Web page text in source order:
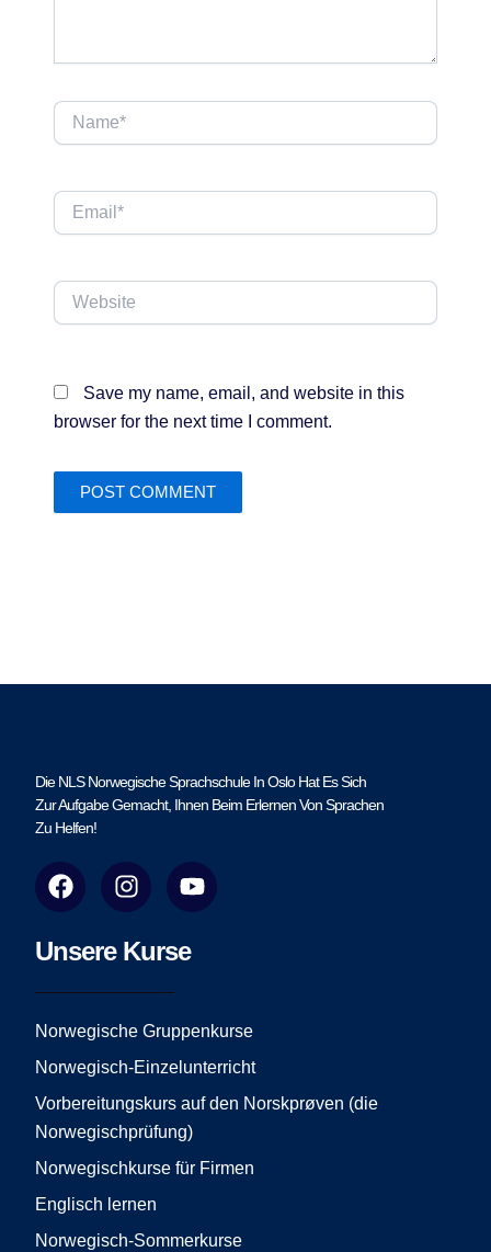
Name*
Email*
Website
Save my name, email, and website in this
browser for the next time I comment.
Die NLS Norwegische Sprachschule In Oslo Hat Es Sich
Zur Aufgabe Gemacht, Ihnen Beim Erlernen Von Sprachen
Zu Helfen!
F
a
e
o
o
I
n
t
g
r
m
Y
o
t
e
Unsere Kurse
Norwegische Gruppenkurse
Norwegisch-Einzelunterricht
Vorbereitungskurs auf den Norskprøven (die
Norwegischprüfung)
Norwegischkurse für Firmen
Englisch lernen
Norwegisch-Sommerkurse